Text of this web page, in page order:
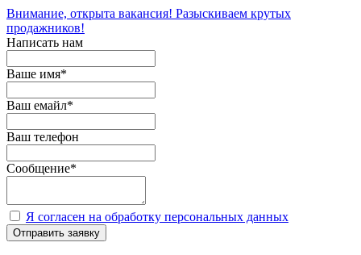
Внимание, открыта вакансия! Разыскиваем крутых
продажников!
Написать нам
Ваше имя*
Ваш емайл*
Ваш телефон
Сообщение*
Я согласен на обработку персональных данных
Отправить заявку